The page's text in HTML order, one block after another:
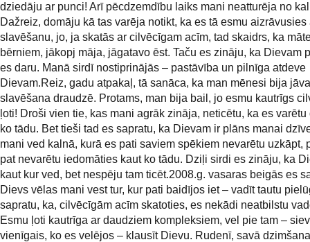
dziedāju ar punci! Arī pēcdzemdību laiks mani neatturēja no
Dažreiz, domāju kā tas varēja notikt, ka es tā esmu aizrāvusies
slavēšanu, jo, ja skatās ar cilvēcīgam acīm, tad skaidrs, ka
bērniem, jākopj māja, jāgatavo ēst. Taču es zināju, ka Dievam
es daru. Manā sirdī nostiprinājās – pastāvība un pilnīga atdeve
Dievam.Reiz, gadu atpakaļ, tā sanāca, ka man mēnesi bija
slavēšana draudzē. Protams, man bija bail, jo esmu kautrīgs
ļoti! Droši vien tie, kas mani agrāk zināja, neticētu, ka es varētu
ko tādu. Bet tieši tad es sapratu, ka Dievam ir plāns manai
mani ved kalnā, kurā es pati saviem spēkiem nevarētu uzkāpt,
pat nevarētu iedomāties kaut ko tādu. Dziļi sirdi es zināju, ka
kaut kur ved, bet nespēju tam ticēt.2008.g. vasaras beigās es
Dievs vēlas mani vest tur, kur pati baidījos iet – vadīt tautu
sapratu, ka, cilvēcīgām acīm skatoties, es nekādi neatbilstu
Esmu ļoti kautrīga ar daudziem kompleksiem, vel pie tam –
vienīgais, ko es velējos – klausīt Dievu. Rudenī, savā